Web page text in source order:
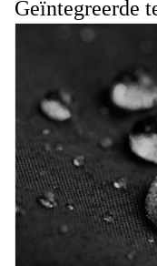
Geïntegreerde